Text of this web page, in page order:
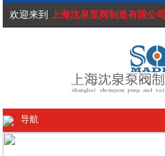
欢迎来到 上海沈泉泵阀制造有限公司
导航